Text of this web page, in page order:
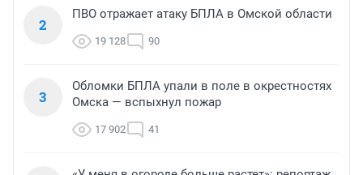
2
ПВО отражает атаку БПЛА в Омской области
19 128 90
3
Обломки БПЛА упали в поле в окрестностях
Омска — вспыхнул пожар
17 902 41